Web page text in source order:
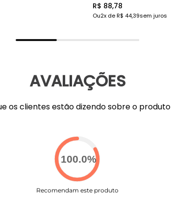
R$ 88,78
Ou2x deR$ 44,39sem juros
AVALIAÇÕES
os clientes estão dizendo sobre o produto
100.0%
Recomendam este produto